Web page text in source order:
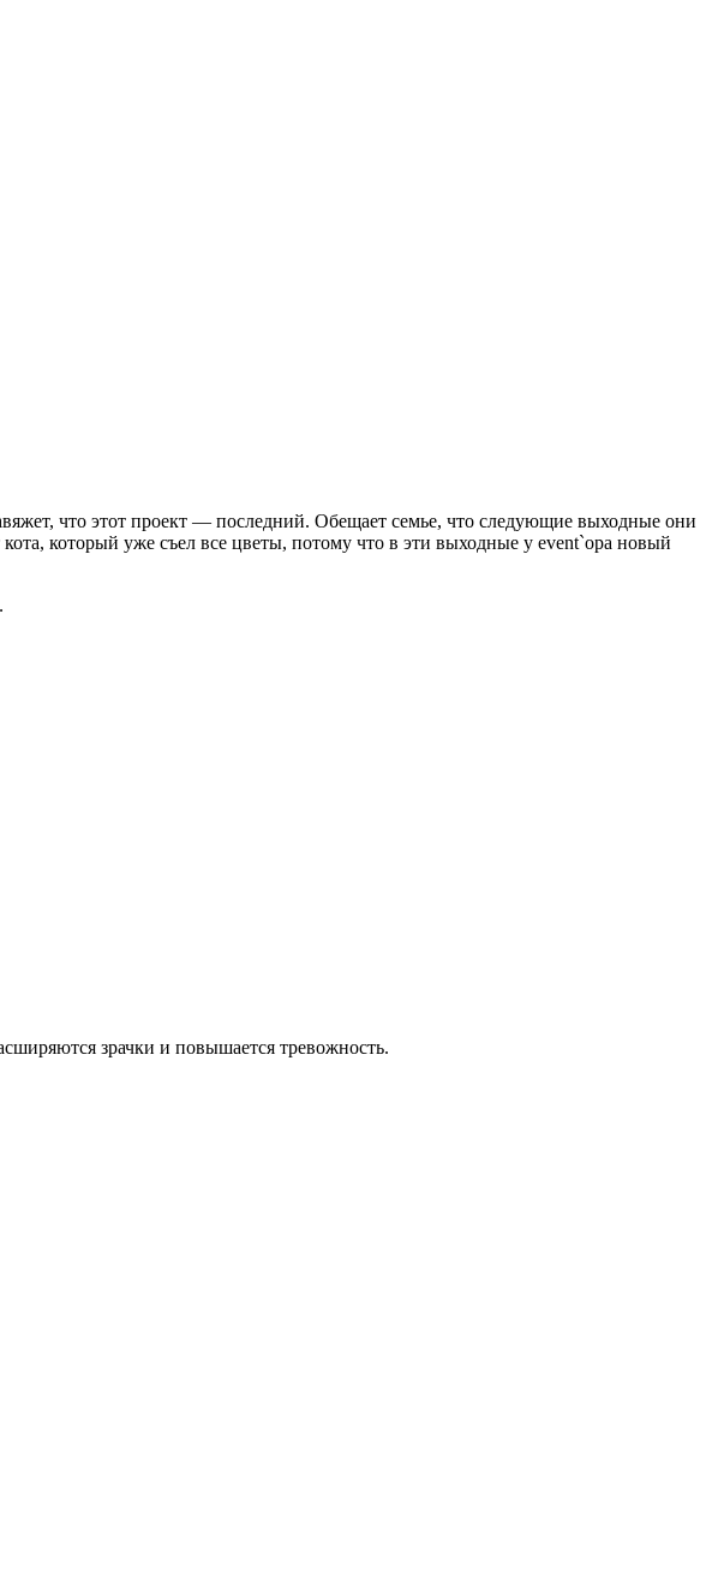
что этот проект — последний. Обещает семье, что следующие выходные они
который уже съел все цветы, потому что в эти выходные у event`ора новый
зрачки и повышается тревожность.